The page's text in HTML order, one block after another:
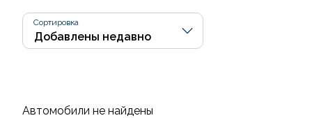
Сортировка
Автомобили не найдены